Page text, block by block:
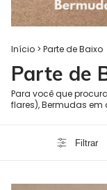
Início > Parte de Baixo
Parte de
Para você que
flares), Bermudas
Filtrar